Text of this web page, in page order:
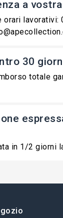
a
orari
30
totale
in 1/2 giorni